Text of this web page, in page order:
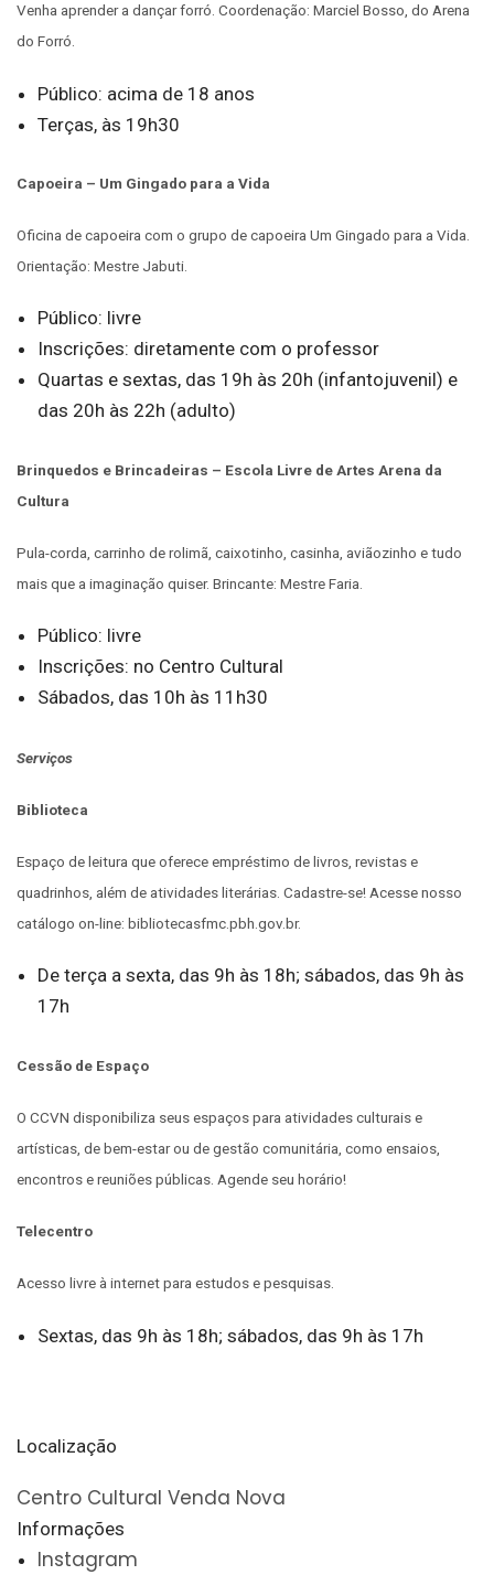
Venha aprender a dançar forró. Coordenação: Marciel Bosso, do Arena
do Forró.
Público: acima de 18 anos
Terças, às 19h30
Capoeira – Um Gingado para a Vida
Oficina de capoeira com o grupo de capoeira Um Gingado para a Vida.
Orientação: Mestre Jabuti.
Público: livre
Inscrições: diretamente com o professor
Quartas e sextas, das 19h às 20h (infantojuvenil) e
das 20h às 22h (adulto)
Brinquedos e Brincadeiras – Escola Livre de Artes Arena da
Cultura
Pula-corda, carrinho de rolimã, caixotinho, casinha, aviãozinho e tudo
mais que a imaginação quiser. Brincante: Mestre Faria.
Público: livre
Inscrições: no Centro Cultural
Sábados, das 10h às 11h30
Serviços
Biblioteca
Espaço de leitura que oferece empréstimo de livros, revistas e
quadrinhos, além de atividades literárias. Cadastre-se! Acesse nosso
catálogo on-line: bibliotecasfmc.pbh.gov.br.
De terça a sexta, das 9h às 18h; sábados, das 9h às
17h
Cessão de Espaço
O CCVN disponibiliza seus espaços para atividades culturais e
artísticas, de bem-estar ou de gestão comunitária, como ensaios,
encontros e reuniões públicas. Agende seu horário!
Telecentro
Acesso livre à internet para estudos e pesquisas.
Sextas, das 9h às 18h; sábados, das 9h às 17h
Localização
Centro Cultural Venda Nova
Informações
Instagram